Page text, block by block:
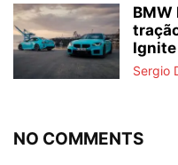
BMW
Ignite
Sergio
NO COMMENTS